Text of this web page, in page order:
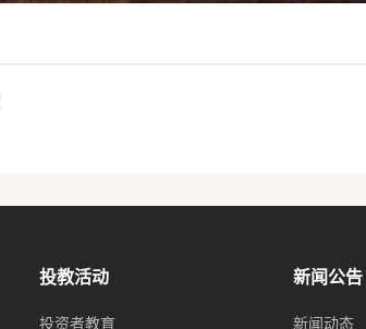
投教活动
投资者教育
新闻公告
新闻动态